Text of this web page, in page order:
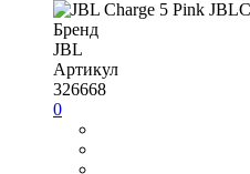
Бренд
JBL
Артикул
326668
0